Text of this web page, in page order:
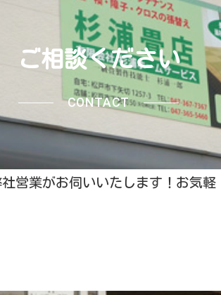
ご相談ください
CONTACT
営業がお伺いいたします！お気軽